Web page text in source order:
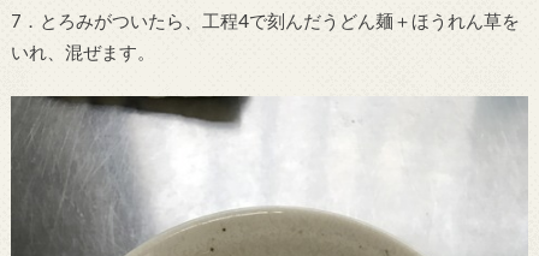
7．とろみがついたら、工程4で刻んだうどん麺＋ほうれん草を
いれ、混ぜます。